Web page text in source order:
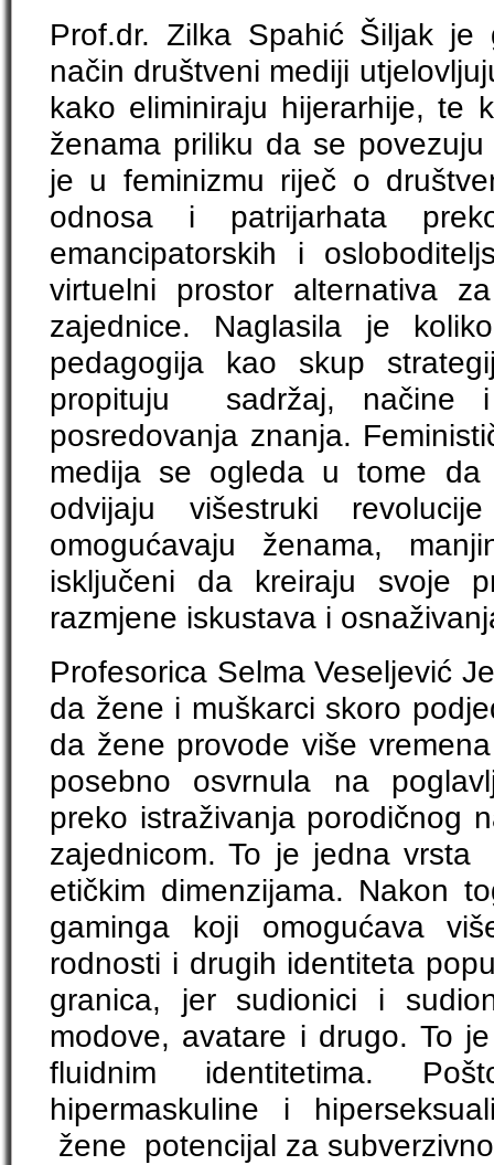
Prof.dr. Zilka Spahić Šiljak
način društveni mediji
kako eliminiraju hijerarhije, te
ženama priliku da se
je u feminizmu riječ o
odnosa i patrijarhata
emancipatorskih i
virtuelni prostor alternativa
zajednice. Naglasila je
pedagogija kao skup
propituju sadržaj, načine
posredovanja znanja.
medija se ogleda u tome da
odvijaju višestruki
omogućavaju ženama,
isključeni da kreiraju svoje
razmjene iskustava i
Profesorica Selma Veseljević
da žene i muškarci skoro
da žene provode više
posebno osvrnula na
preko istraživanja porodičnog
zajednicom. To je jedna
etičkim dimenzijama. Nakon
gaminga koji omogućava
rodnosti i drugih identiteta
granica, jer sudionici i
modove, avatare i drugo. To
fluidnim identitetima.
hipermaskuline i
žene potencijal za